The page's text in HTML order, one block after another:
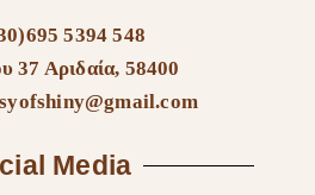
5394 548
37 Αριδαία, 58400
Media